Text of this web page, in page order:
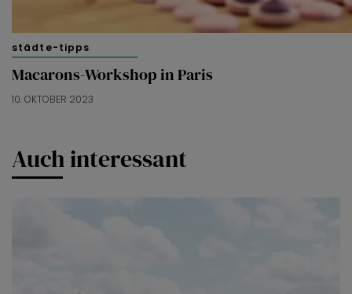
städte-tipps
Macarons-Workshop in Paris
10. OKTOBER 2023
Auch interessant